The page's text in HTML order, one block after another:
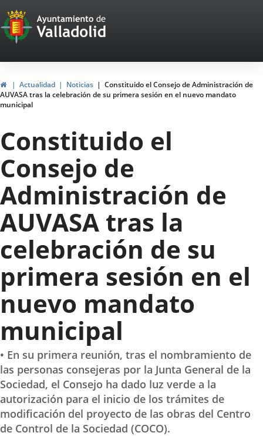
Portal
Web
del
Ayuntamiento
de
Valladolid
InicioActualidad Noticias
Constituido el Consejo de Administración de
AUVASA tras la celebración de su primera sesión en el nuevo mandato
municipal
Constituido el
Consejo de
Administración de
AUVASA tras la
celebración de su
primera sesión en el
nuevo mandato
municipal
• En su primera reunión, tras el nombramiento de
las personas consejeras por la Junta General de la
Sociedad, el Consejo ha dado luz verde a la
autorización para el inicio de los trámites de
modificación del proyecto de las obras del Centro
de Control de la Sociedad (COCO).